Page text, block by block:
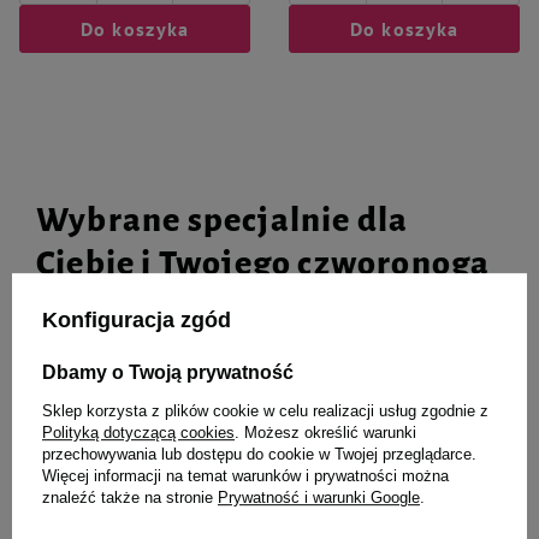
Do koszyka Do koszyka
Wybrane specjalnie dla
Ciebie i Twojego czworonoga
Mokra karma dla psa alergika
bogata w dzika zestaw 10 x 150 g
66,40 zł 44,27 zł / kg
Mokra karma dla psa alergika
bogata w gęś z jabłkiem zestaw
10 x 150 g
66,40 zł 44,27 zł / kg
Konfiguracja zgód
Dbamy o Twoją prywatność
Sklep korzysta z plików cookie w celu realizacji usług zgodnie z
Polityką dotyczącą cookies . Możesz określić warunki
przechowywania lub dostępu do cookie w Twojej przeglądarce.
Więcej informacji na temat warunków i prywatności można
znaleźć także na stronie Prywatność i warunki Google